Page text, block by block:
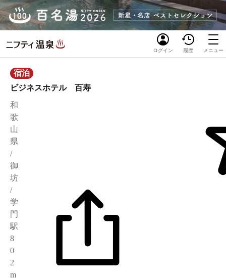
ログイン 履歴 メニュー
宿泊
ビジネスホテル 百寿
和
歌
山
県
/
御
坊
/
学
門
駅
8
0
2
m